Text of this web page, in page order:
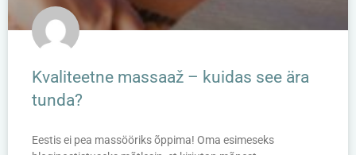
Kvaliteetne massaaž – kuidas see ära
tunda?
Eestis ei pea massööriks õppima! Oma esimeseks